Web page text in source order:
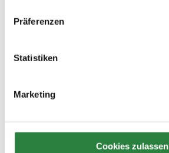
Präferenzen
Statistiken
Marketing
Cookies zulassen
Indoors | BAY